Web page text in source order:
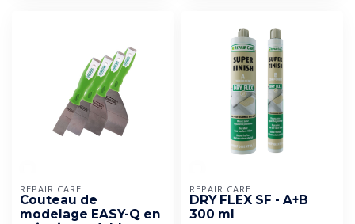
REPAIR CARE
Couteau de
modelage EASY-Q en
REPAIR CARE
DRY FLEX SF - A+B
300 ml